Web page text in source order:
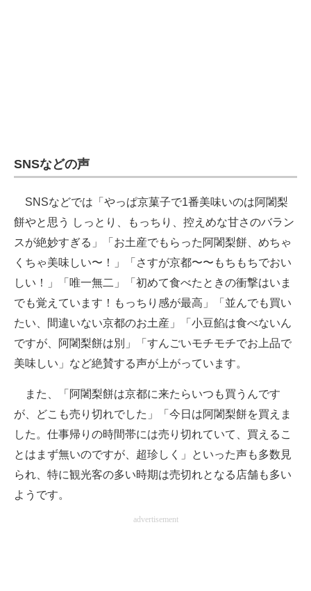
SNSなどの声
SNSなどでは「やっぱ京菓子で1番美味いのは阿闍梨
餅やと思う しっとり、もっちり、控えめな甘さのバラン
スが絶妙すぎる」「お土産でもらった阿闍梨餅、めちゃ
くちゃ美味しい〜！」「さすが京都〜〜もちもちでおい
しい！」「唯一無二」「初めて食べたときの衝撃はいま
でも覚えています！もっちり感が最高」「並んでも買い
たい、間違いない京都のお土産」「小豆餡は食べないん
ですが、阿闍梨餅は別」「すんごいモチモチでお上品で
美味しい」など絶賛する声が上がっています。
また、「阿闍梨餅は京都に来たらいつも買うんです
が、どこも売り切れでした」「今日は阿闍梨餅を買えま
した。仕事帰りの時間帯には売り切れていて、買えるこ
とはまず無いのですが、超珍しく」といった声も多数見
られ、特に観光客の多い時期は売切れとなる店舗も多い
ようです。
advertisement